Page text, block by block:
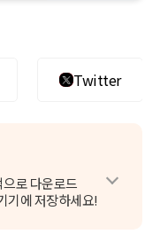
Twitter
로 다운로드
기에 저장하세요!